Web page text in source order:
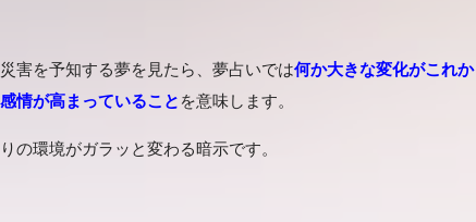
害を予知する夢を見たら、夢占いでは何か大きな変化がこれ
情が高まっていること を意味します。
の環境がガラッと変わる暗示です。